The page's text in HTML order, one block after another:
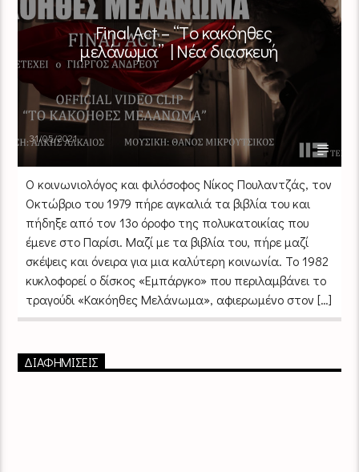
Final Act – “Tο κακόηθες
μελάνωμα” | Νέα διασκευή
31/05/2021
Ο κοινωνιολόγος και φιλόσοφος Νίκος Πουλαντζάς, τον
Οκτώβριο του 1979 πήρε αγκαλιά τα βιβλία του και
πήδηξε από τον 13ο όροφο της πολυκατοικίας που
έμενε στο Παρίσι. Μαζί με τα βιβλία του, πήρε μαζί
σκέψεις και όνειρα για μια καλύτερη κοινωνία. Το 1982
κυκλοφορεί ο δίσκος «Εμπάργκο» που περιλαμβάνει το
τραγούδι «Κακόηθες Μελάνωμα», αφιερωμένο στον […]
ΔΙΑΦΗΜΙΣΕΙΣ